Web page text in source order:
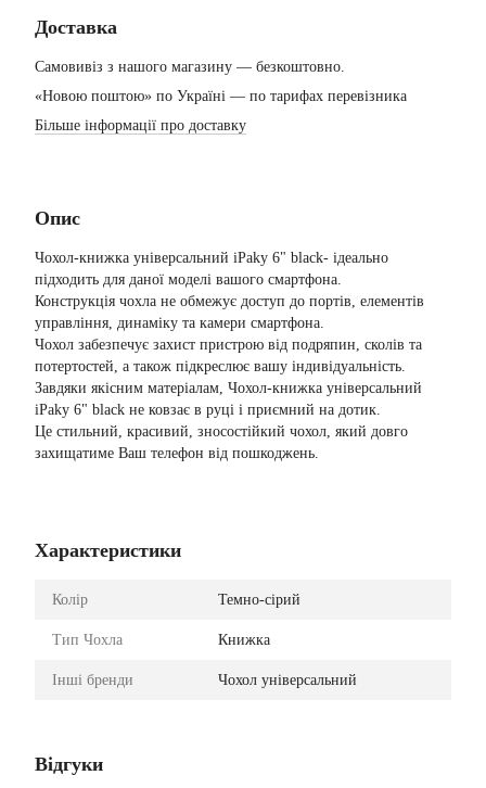
Доставка
Самовивіз з нашого магазину — безкоштовно.
«Новою поштою» по Україні — по тарифах перевізника
Більше інформації про доставку
Опис
Чохол-книжка універсальний iPaky 6" black- ідеально
підходить для даної моделі вашого смартфона.
Конструкція чохла не обмежує доступ до портів, елементів
управління, динаміку та камери смартфона.
Чохол забезпечує захист пристрою від подряпин, сколів та
потертостей, а також підкреслює вашу індивідуальність.
Завдяки якісним матеріалам, Чохол-книжка універсальний
iPaky 6" black не ковзає в руці і приємний на дотик.
Це стильний, красивий, зносостійкий чохол, який довго
захищатиме Ваш телефон від пошкоджень.
Характеристики
Колір Темно-сірий
Тип Чохла Книжка
Інші бренди Чохол універсальний
Відгуки